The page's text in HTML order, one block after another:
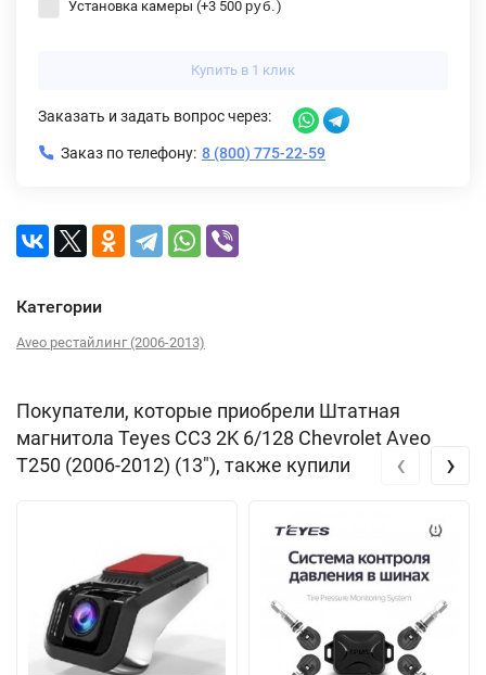
Установка камеры (+3 500 руб. )
Купить в 1 клик
Заказать и задать вопрос через:
Заказ по телефону: 8 (800) 775-22-59
Категории
Aveo рестайлинг (2006-2013)
Покупатели, которые приобрели Штатная
магнитола Teyes CC3 2K 6/128 Chevrolet Aveo
T250 (2006-2012) (13"), также купили
‹ ›